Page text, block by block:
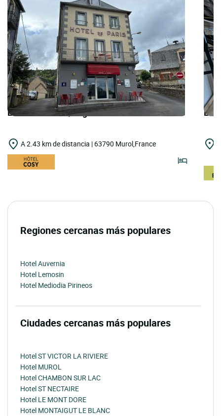
LOGIS HOTELS | Logis Hôtel de Paris
A 2.43 km de distancia | 63790 Murol,France
Regiones cercanas más populares
Hotel Auvernia
Hotel Lemosin
Hotel Mediodia Pirineos
Ciudades cercanas más populares
Hotel ST VICTOR LA RIVIERE
Hotel MUROL
Hotel CHAMBON SUR LAC
Hotel ST NECTAIRE
Hotel LE MONT DORE
Hotel MONTAIGUT LE BLANC